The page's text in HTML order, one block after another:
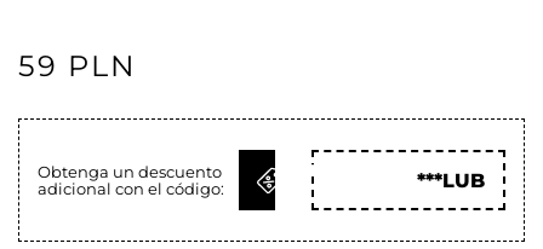
59 PLN
Obtenga un descuento
adicional con el código:
OBTENER
***LUB